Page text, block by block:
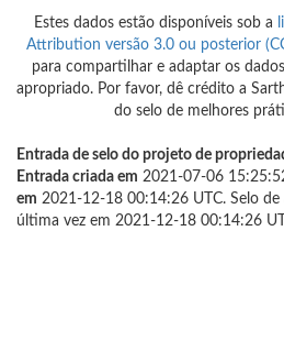
Estes dados estão disponíveis sob a
Attribution versão 3.0 ou posterior
para compartilhar e adaptar os
apropriado. Por favor, dê crédito a
do selo de melhores
Entrada de selo do projeto de
Entrada criada em 2021-07-06
em 2021-12-18 00:14:26 UTC. Selo de
última vez em 2021-12-18 00:14:26